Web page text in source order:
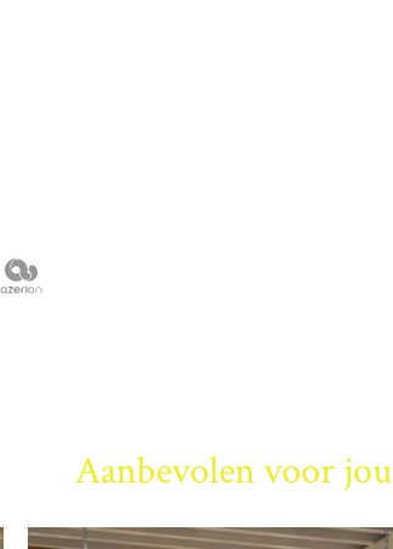
Aanbevolen voor jou